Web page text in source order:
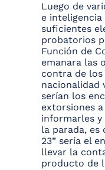
Luego de
e
suficientes
probatorios
Función de
emanara las
contra de los
nacionalidad
serían los
extorsiones
informarles y
la parada, es
23” sería el
llevar la
producto de